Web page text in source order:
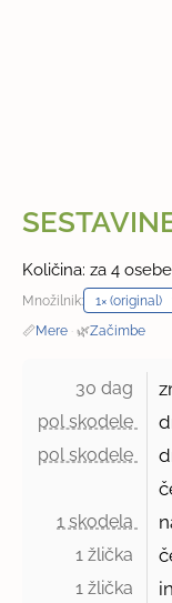
Količina: za 4 osebe
Množilnik:
📏Mere · 🌿Začimbe
30 dag
pol skodele
pol skodele
1 skodela
1 žlička
1 žlička